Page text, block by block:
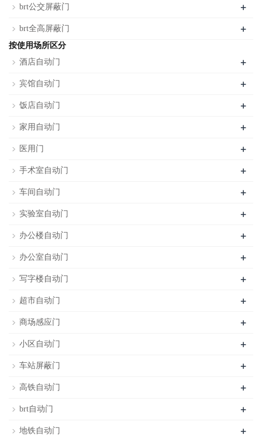
brt公交屏蔽门 +
brt全高屏蔽门 +
按使用场所区分
酒店自动门
+
宾馆自动门 +
饭店自动门 +
家用自动门 +
医用门 +
手术室自动门 +
车间自动门 +
实验室自动门 +
办公楼自动门 +
办公室自动门 +
写字楼自动门 +
超市自动门 +
商场感应门 +
小区自动门 +
车站屏蔽门 +
高铁自动门 +
brt自动门 +
地铁自动门 +